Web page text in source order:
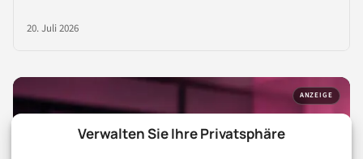
Verwalten Sie Ihre Privatsphäre
20. Juli 2026
ANZEIGE